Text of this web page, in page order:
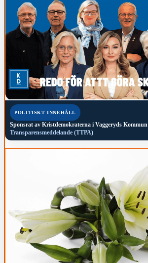
POLITISKT INNEHÅLL
Sponsrat av Kristdemokraterna i Vaggeryds Kommun
Transparensmeddelande (TTPA)